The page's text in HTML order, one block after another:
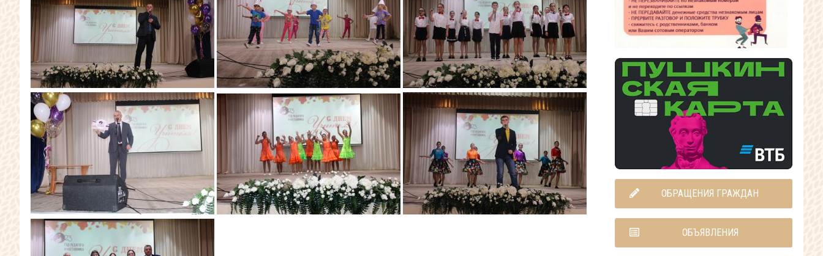
ОБРАЩЕНИЯ ГРАЖДАН
ОБЪЯВЛЕНИЯ